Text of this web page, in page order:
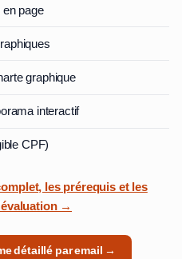
page
graphique
interactif
CPF)
les prérequis et les
→
détaillé par email →